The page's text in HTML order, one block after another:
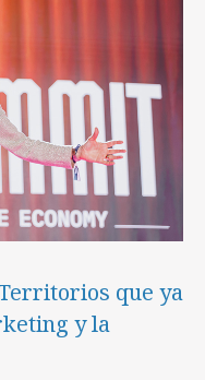
que ya
y la